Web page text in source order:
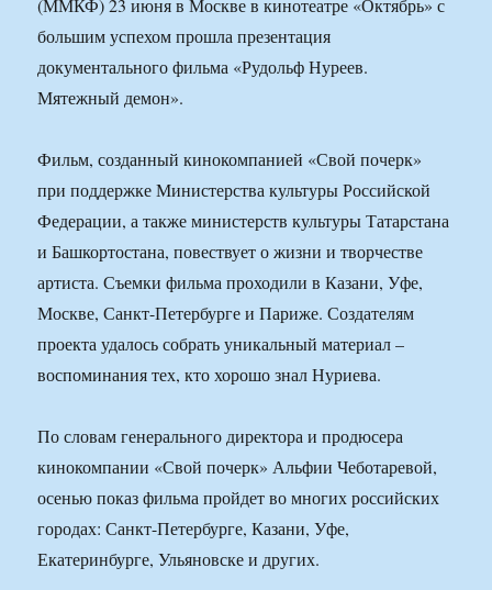
(ММКФ) 23 июня в Москве в кинотеатре «Октябрь» с
большим успехом прошла презентация
документального фильма «Рудольф Нуреев.
Мятежный демон».
Фильм, созданный кинокомпанией «Свой почерк»
при поддержке Министерства культуры Российской
Федерации, а также министерств культуры Татарстана
и Башкортостана, повествует о жизни и творчестве
артиста. Съемки фильма проходили в Казани, Уфе,
Москве, Санкт-Петербурге и Париже. Создателям
проекта удалось собрать уникальный материал –
воспоминания тех, кто хорошо знал Нуриева.
По словам генерального директора и продюсера
кинокомпании «Свой почерк» Альфии Чеботаревой,
осенью показ фильма пройдет во многих российских
городах: Санкт-Петербурге, Казани, Уфе,
Екатеринбурге, Ульяновске и других.